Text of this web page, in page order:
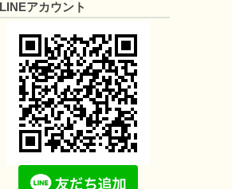
LINEアカウント